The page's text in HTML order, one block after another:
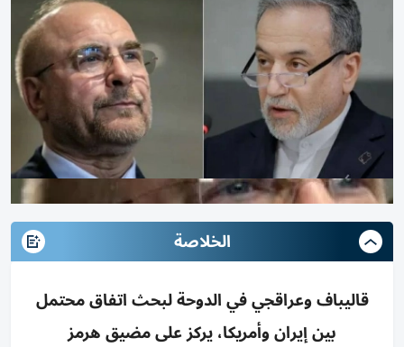
الخلاصة
قاليباف وعراقجي في الدوحة لبحث اتفاق محتمل
بين إيران وأمريكا، يركز على مضيق هرمز